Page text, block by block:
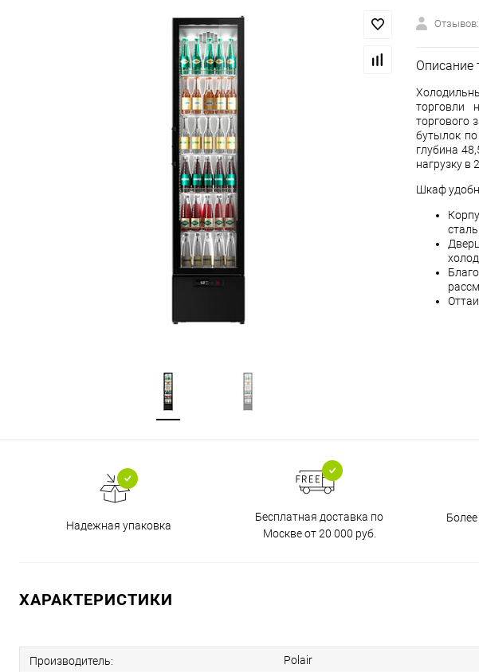
Описание
торговли
торгового
бутылок
глубина
нагрузку в
Шкаф
холод.
Надежная упаковка
Бесплатная доставка по
Москве от 20 000 руб.
ХАРАКТЕРИСТИКИ
Производитель: Polair